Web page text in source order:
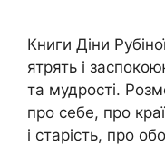
Книги Діни
ятрять і
та мудрості.
про себе, про
і старість, про